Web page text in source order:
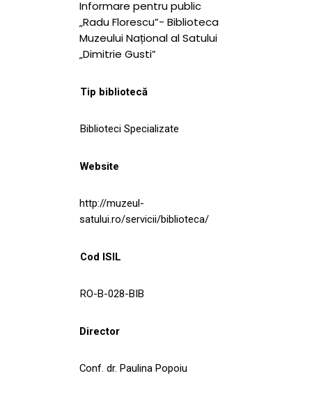
Informare pentru public
„Radu Florescu”- Biblioteca
Muzeului Național al Satului
„Dimitrie Gusti”
Tip bibliotecă
Biblioteci Specializate
Website
http://muzeul-
satului.ro/servicii/biblioteca/
Cod ISIL
RO-B-028-BIB
Director
Conf. dr. Paulina Popoiu